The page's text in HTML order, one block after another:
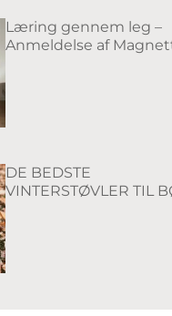
Læring gennem leg –
Anmeldelse af
DE BEDSTE
VINTERSTØVLER TIL